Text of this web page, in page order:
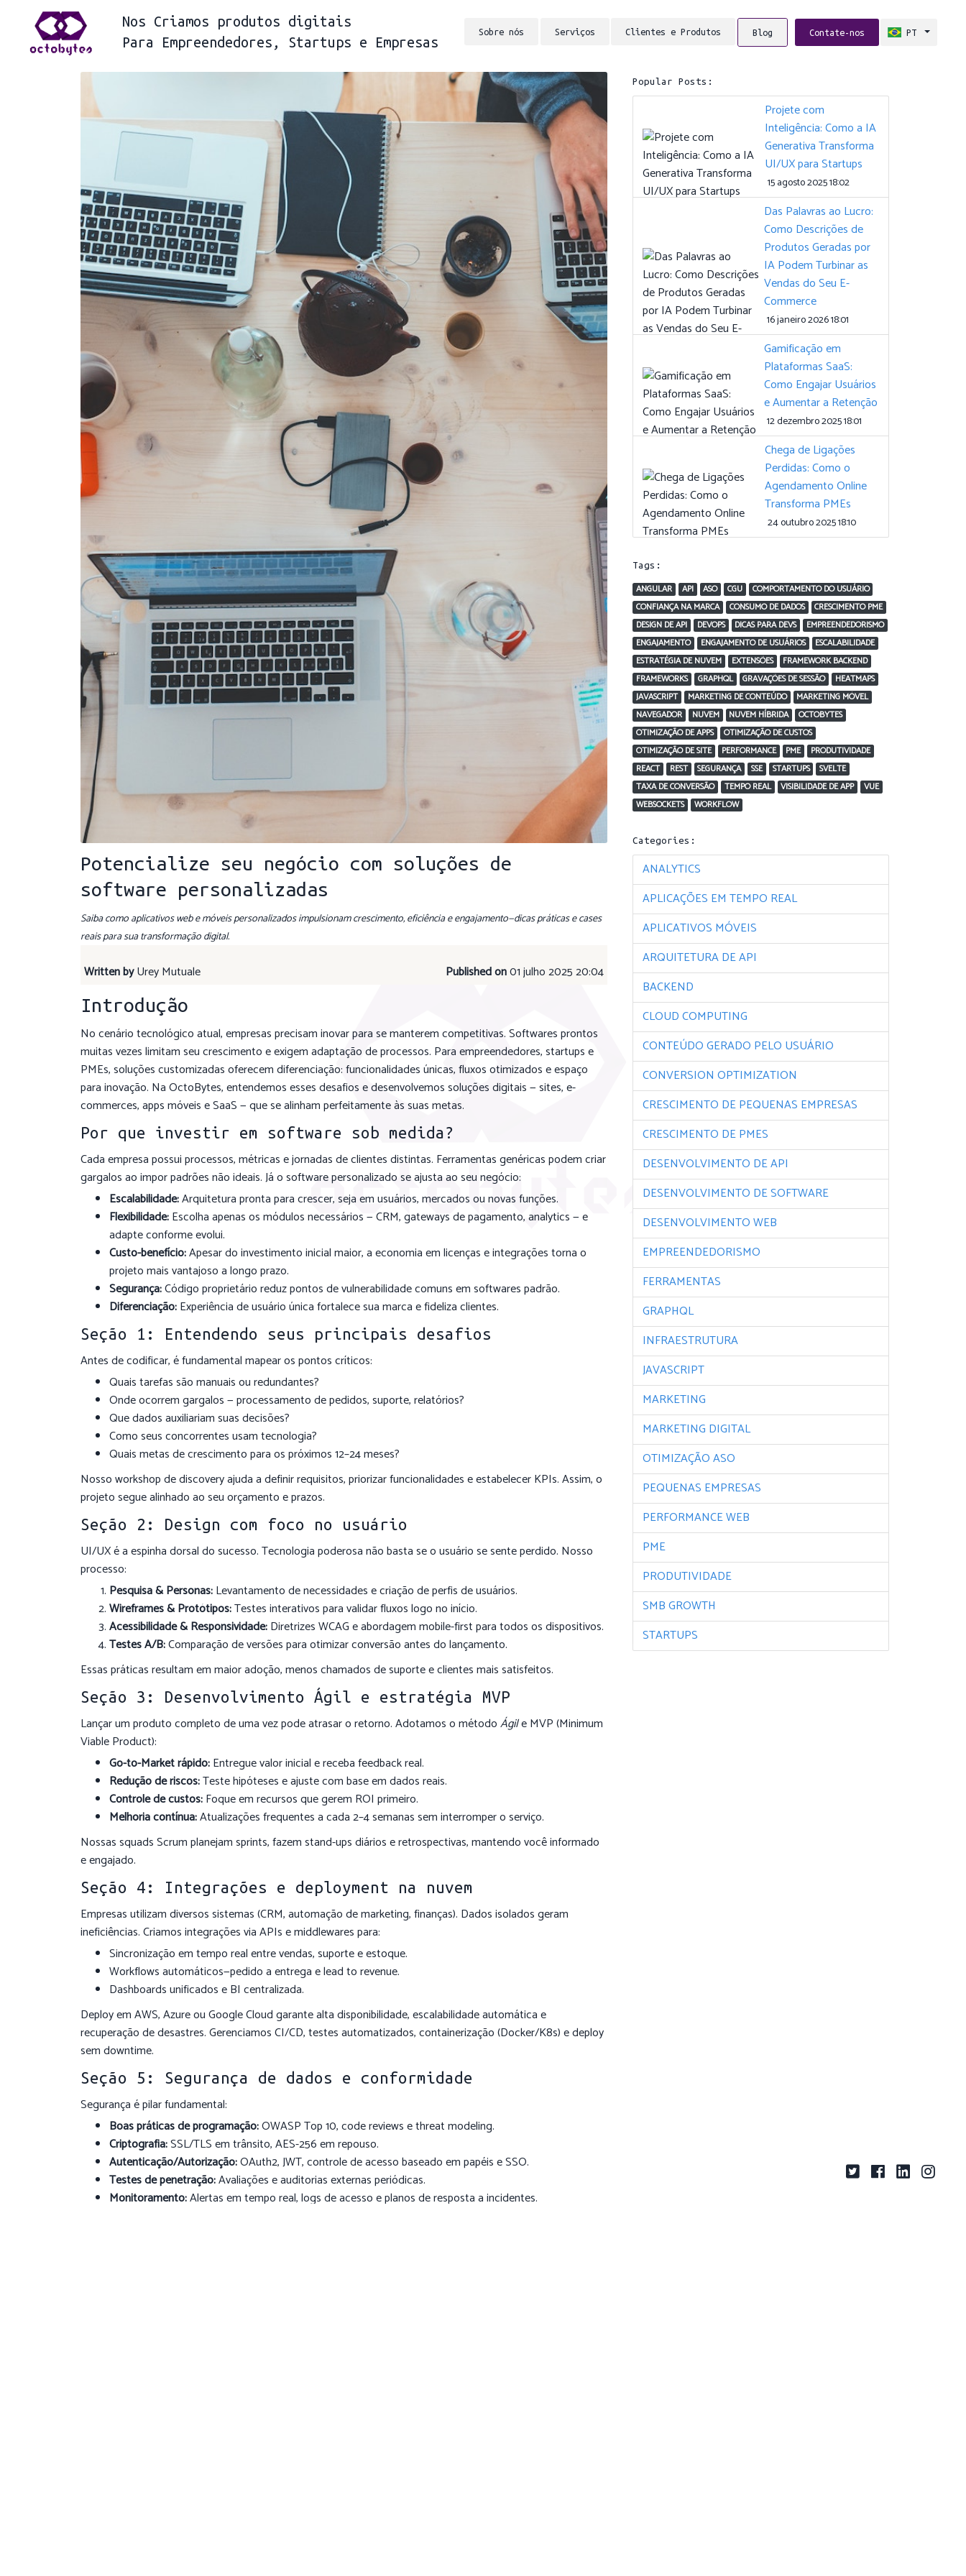
Nos Criamos produtos digitais
Para
Empreendedores, Startups e Empresas
Sobre nós Serviços Clientes e Produtos Blog Contate-nos PT
Potencialize seu negócio com soluções de
software personalizadas
Saiba como aplicativos web e móveis personalizados impulsionam crescimento, eficiência e engajamento—dicas práticas e cases
reais para sua transformação digital.
Written byUrey Mutuale Published on01 julho 2025 20:04
Introdução
No cenário tecnológico atual, empresas precisam inovar para se manterem competitivas. Softwares prontos
muitas vezes limitam seu crescimento e exigem adaptação de processos. Para empreendedores, startups e
PMEs, soluções customizadas oferecem diferenciação: funcionalidades únicas, fluxos otimizados e espaço
para inovação. Na OctoBytes, entendemos esses desafios e desenvolvemos soluções digitais — sites, e-
commerces, apps móveis e SaaS — que se alinham perfeitamente às suas metas.
Por que investir em software sob medida?
Cada empresa possui processos, métricas e jornadas de clientes distintas. Ferramentas genéricas podem criar
gargalos ao impor padrões não ideais. Já o software personalizado se ajusta ao seu negócio:
Escalabilidade:Arquitetura pronta para crescer, seja em usuários, mercados ou novas funções.
Flexibilidade:Escolha apenas os módulos necessários — CRM, gateways de pagamento, analytics — e
adapte conforme evolui.
Custo-benefício:Apesar do investimento inicial maior, a economia em licenças e integrações torna o
projeto mais vantajoso a longo prazo.
Segurança:Código proprietário reduz pontos de vulnerabilidade comuns em softwares padrão.
Diferenciação:Experiência de usuário única fortalece sua marca e fideliza clientes.
Seção 1: Entendendo seus principais desafios
Antes de codificar, é fundamental mapear os pontos críticos:
Quais tarefas são manuais ou redundantes?
Onde ocorrem gargalos — processamento de pedidos, suporte, relatórios?
Que dados auxiliariam suas decisões?
Como seus concorrentes usam tecnologia?
Quais metas de crescimento para os próximos 12–24 meses?
Nosso workshop de discovery ajuda a definir requisitos, priorizar funcionalidades e estabelecer KPIs. Assim, o
projeto segue alinhado ao seu orçamento e prazos.
Seção 2: Design com foco no usuário
UI/UX é a espinha dorsal do sucesso. Tecnologia poderosa não basta se o usuário se sente perdido. Nosso
processo:
Pesquisa & Personas:Levantamento de necessidades e criação de perfis de usuários.
Wireframes & Protótipos:Testes interativos para validar fluxos logo no início.
Acessibilidade & Responsividade:Diretrizes WCAG e abordagem mobile-first para todos os dispositivos.
Testes A/B:Comparação de versões para otimizar conversão antes do lançamento.
Essas práticas resultam em maior adoção, menos chamados de suporte e clientes mais satisfeitos.
Seção 3: Desenvolvimento Ágil e estratégia MVP
Lançar um produto completo de uma vez pode atrasar o retorno. Adotamos o métodoÁgile MVP (Minimum
Viable Product):
Go-to-Market rápido:Entregue valor inicial e receba feedback real.
Redução de riscos:Teste hipóteses e ajuste com base em dados reais.
Controle de custos:Foque em recursos que gerem ROI primeiro.
Melhoria contínua:Atualizações frequentes a cada 2–4 semanas sem interromper o serviço.
Nossas squads Scrum planejam sprints, fazem stand-ups diários e retrospectivas, mantendo você informado
e engajado.
Seção 4: Integrações e deployment na nuvem
Empresas utilizam diversos sistemas (CRM, automação de marketing, finanças). Dados isolados geram
ineficiências. Criamos integrações via APIs e middlewares para:
Sincronização em tempo real entre vendas, suporte e estoque.
Workflows automáticos—pedido a entrega e lead to revenue.
Dashboards unificados e BI centralizada.
Deploy em AWS, Azure ou Google Cloud garante alta disponibilidade, escalabilidade automática e
recuperação de desastres. Gerenciamos CI/CD, testes automatizados, containerização (Docker/K8s) e deploy
sem downtime.
Seção 5: Segurança de dados e conformidade
Segurança é pilar fundamental:
Boas práticas de programação:OWASP Top 10, code reviews e threat modeling.
Criptografia:SSL/TLS em trânsito, AES-256 em repouso.
Autenticação/Autorização:OAuth2, JWT, controle de acesso baseado em papéis e SSO.
Testes de penetração:Avaliações e auditorias externas periódicas.
Monitoramento:Alertas em tempo real, logs de acesso e planos de resposta a incidentes.
Popular Posts:
Projete com
Inteligência: Como a IA
Generativa Transforma
UI/UX para Startups
15 agosto 2025 18:02
Das Palavras ao Lucro:
Como Descrições de
Produtos Geradas por
IA Podem Turbinar as
Vendas do Seu E-
Commerce
16 janeiro 2026 18:01
Gamificação em
Plataformas SaaS:
Como Engajar Usuários
e Aumentar a Retenção
12 dezembro 2025 18:01
Chega de Ligações
Perdidas: Como o
Agendamento Online
Transforma PMEs
24 outubro 2025 18:10
Tags:
ANGULAR API ASO CGU
COMPORTAMENTO DO USUÁRIO
CONFIANÇA NA MARCA
CONSUMO DE DADOS
CRESCIMENTO PME
DESIGN DE API
DEVOPS DICAS PARA DEVS
EMPREENDEDORISMO
ENGAJAMENTO
ENGAJAMENTO DE USUÁRIOS
ESCALABILIDADE
ESTRATÉGIA DE NUVEM
EXTENSÕES
FRAMEWORK BACKEND
FRAMEWORKS
GRAPHQL GRAVAÇÕES DE SESSÃO
HEATMAPS
JAVASCRIPT
MARKETING DE CONTEÚDO
MARKETING MÓVEL
NAVEGADOR
NUVEM NUVEM HÍBRIDA
OCTOBYTES
OTIMIZAÇÃO DE APPS
OTIMIZAÇÃO DE CUSTOS
OTIMIZAÇÃO DE SITE
PERFORMANCE PME
PRODUTIVIDADE
REACT
REST SEGURANÇA SSE STARTUPS
SVELTE
TAXA DE CONVERSÃO
TEMPO REAL VISIBILIDADE DE APP
VUE
WEBSOCKETS
WORKFLOW
Categories:
ANALYTICS
APLICAÇÕES EM TEMPO REAL
APLICATIVOS MÓVEIS
ARQUITETURA DE API
BACKEND
CLOUD COMPUTING
CONTEÚDO GERADO PELO USUÁRIO
CONVERSION OPTIMIZATION
CRESCIMENTO DE PEQUENAS EMPRESAS
CRESCIMENTO DE PMES
DESENVOLVIMENTO DE API
DESENVOLVIMENTO DE SOFTWARE
DESENVOLVIMENTO WEB
EMPREENDEDORISMO
FERRAMENTAS
GRAPHQL
INFRAESTRUTURA
JAVASCRIPT
MARKETING
MARKETING DIGITAL
OTIMIZAÇÃO ASO
PEQUENAS EMPRESAS
PERFORMANCE WEB
PME
PRODUTIVIDADE
SMB GROWTH
STARTUPS